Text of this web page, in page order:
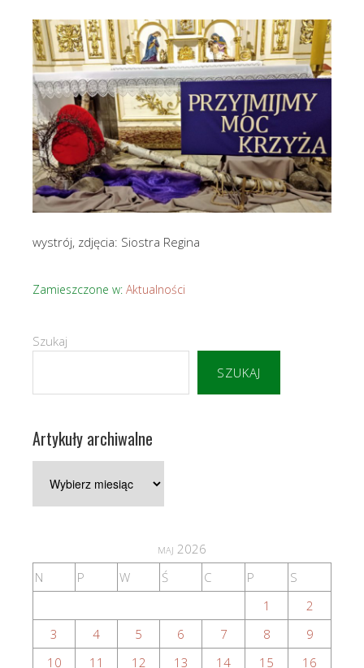
wystrój, zdjęcia: Siostra Regina
Zamieszczone w: Aktualności
Szukaj
SZUKAJ
Artykuły archiwalne
archiwalne
maj 2026
N
P W Ś C P
S
1
2
3
4 5 6 7 8
9
10
11 12 13 14 15
16